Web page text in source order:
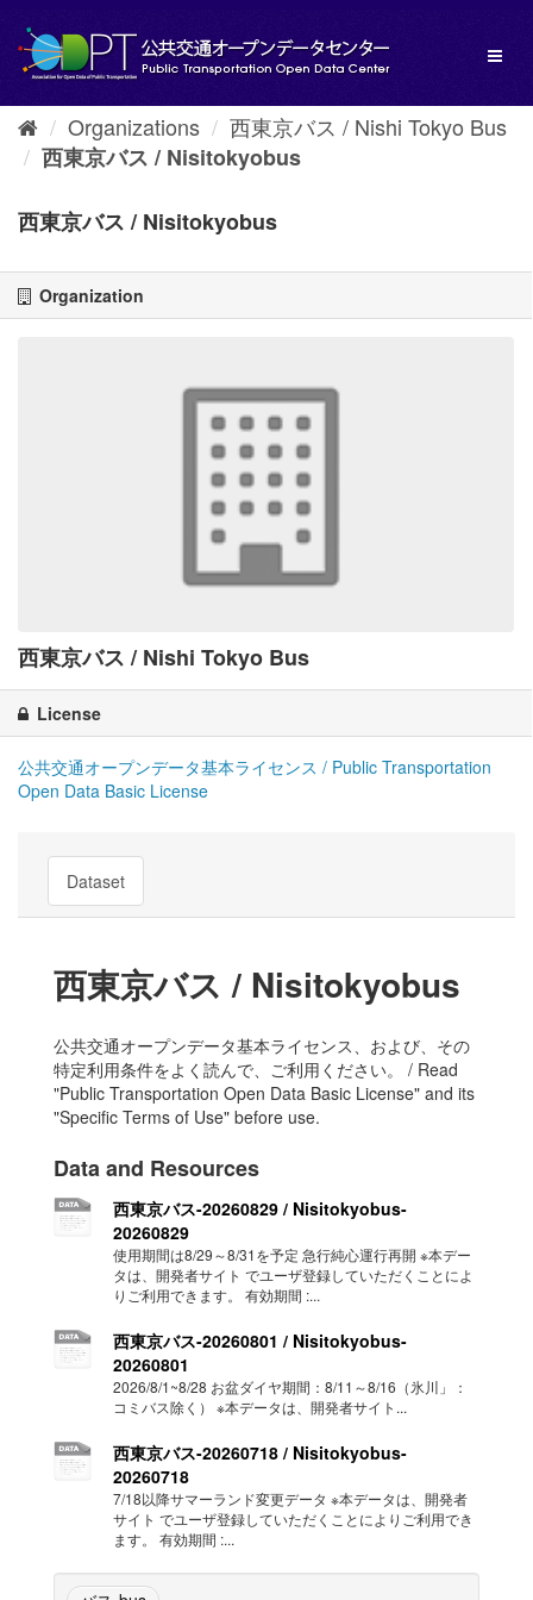
content
Organizations
西東京バス / Nishi Tokyo Bus
西東京バス / Nisitokyobus
西東京バス / Nisitokyobus
Organization
西東京バス / Nishi Tokyo Bus
License
公共交通オープンデータ基本ライセンス / Public Transportation
Open Data Basic License
Dataset
西東京バス / Nisitokyobus
公共交通オープンデータ基本ライセンス、および、その
特定利用条件をよく読んで、ご利用ください。 / Read
"Public Transportation Open Data Basic License" and its
"Specific Terms of Use" before use.
Data and Resources
西東京バス-20260829 / Nisitokyobus-
20260829
使用期間は8/29～8/31を予定 急行純心運行再開 ※本デー
タは、開発者サイト でユーザ登録していただくことによ
りご利用できます。 有効期間 :...
西東京バス-20260801 / Nisitokyobus-
20260801
2026/8/1~8/28 お盆ダイヤ期間：8/11～8/16（氷川」：
コミバス除く） ※本データは、開発者サイト...
西東京バス-20260718 / Nisitokyobus-
20260718
7/18以降サマーランド変更データ ※本データは、開発者
サイト でユーザ登録していただくことによりご利用でき
ます。 有効期間 :...